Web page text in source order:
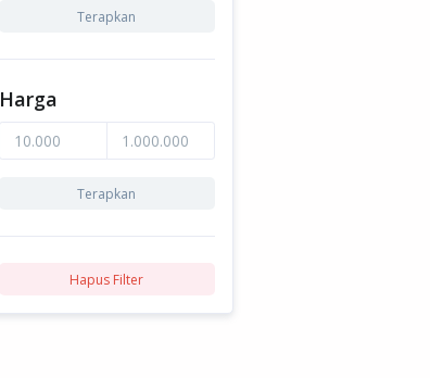
Terapkan
Harga
Terapkan
Hapus Filter